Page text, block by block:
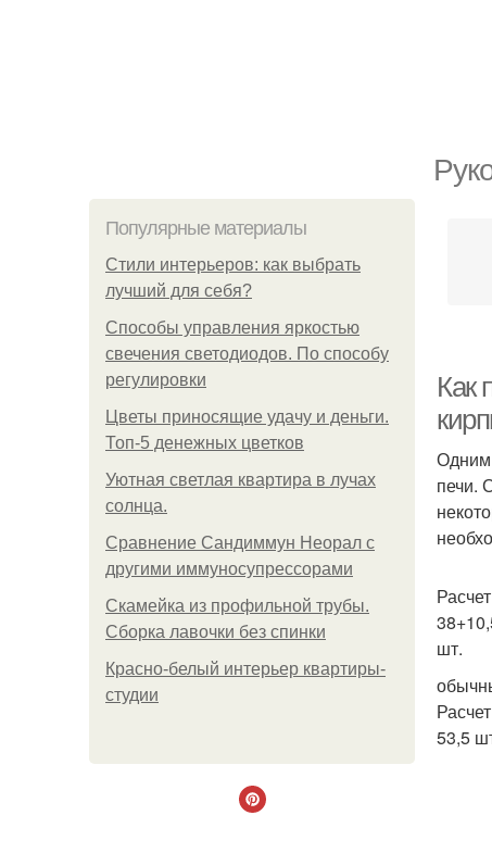
Популярные материалы
Стили интерьеров: как выбрать
лучший для себя?
Способы управления яркостью
свечения светодиодов. По способу
регулировки
Цветы приносящие удачу и деньги.
Топ-5 денежных цветков
Уютная светлая квартира в лучах
солнца.
Сравнение Сандиммун Неорал с
другими иммуносупрессорами
Скамейка из профильной трубы.
Сборка лавочки без спинки
Красно-белый интерьер квартиры-
студии
Как
Одним
печи.
шт.
53,5